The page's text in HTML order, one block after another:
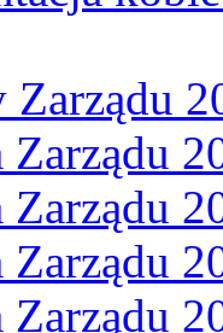
Zarządu
Zarządu
Zarządu
Zarządu
Zarządu